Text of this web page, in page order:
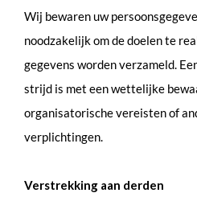
Wij bewaren uw
noodzakelijk om de doelen te
gegevens worden verzameld.
strijd is met een wettelijke
organisatorische vereisten of
verplichtingen.
Verstrekking aan derden